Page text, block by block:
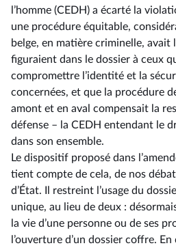
l’homme (CEDH) a écarté la
une procédure équitable,
belge, en matière criminelle, avait
figuraient dans le dossier à ceux
compromettre l’identité et la
concernées, et que la procédure
amont et en aval compensait la
défense –⁠ la CEDH entendant le
dans son ensemble.
Le dispositif proposé dans
tient compte de cela, de nos
d’État. Il restreint l’usage du
unique, au lieu de deux :
la vie d’une personne ou de ses
l’ouverture d’un dossier coffre.